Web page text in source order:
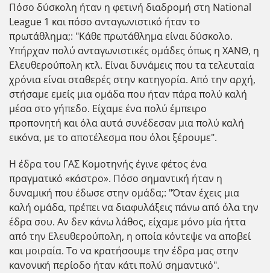
Πόσο δύσκολη ήταν η φετινή διαδρομή στη National
League 1 και πόσο ανταγωνιστικό ήταν το
πρωτάθλημα;: "Κάθε πρωτάθλημα είναι δύσκολο.
Υπήρχαν πολύ ανταγωνιστικές ομάδες όπως η ΧΑΝΘ, η
Ελευθερούπολη κτλ. Είναι δυνάμεις που τα τελευταία
χρόνια είναι σταθερές στην κατηγορία. Από την αρχή,
στήσαμε εμείς μια ομάδα που ήταν πάρα πολύ καλή
μέσα στο γήπεδο. Είχαμε ένα πολύ έμπειρο
προπονητή και όλα αυτά συνέδεσαν μια πολύ καλή
εικόνα, με το αποτέλεσμα που όλοι ξέρουμε".
Η έδρα του ΓΑΣ Κομοτηνής έγινε φέτος ένα
πραγματικό «κάστρο». Πόσο σημαντική ήταν η
δυναμική που έδωσε στην ομάδα;: "Όταν έχεις μια
καλή ομάδα, πρέπει να διαφυλάξεις πάνω από όλα την
έδρα σου. Αν δεν κάνω λάθος, είχαμε μόνο μία ήττα
από την Ελευθερούπολη, η οποία κόντεψε να αποβεί
και μοιραία. Το να κρατήσουμε την έδρα μας στην
κανονική περίοδο ήταν κάτι πολύ σημαντικό".